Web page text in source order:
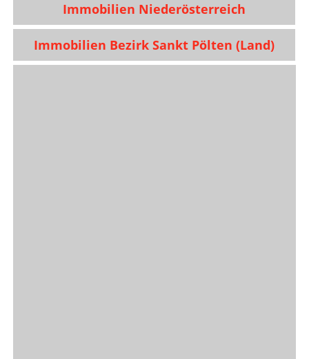
Immobilien Niederösterreich
Immobilien Bezirk Sankt Pölten (Land)